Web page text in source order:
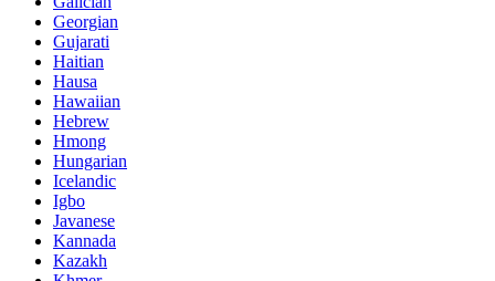
Georgian
Gujarati
Haitian
Hausa
Hawaiian
Hebrew
Hmong
Hungarian
Icelandic
Igbo
Javanese
Kannada
Kazakh